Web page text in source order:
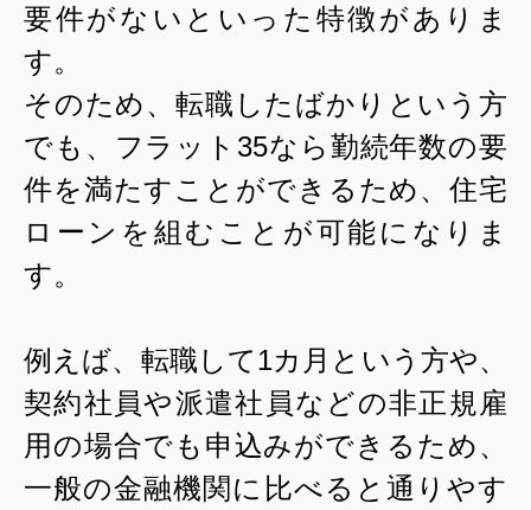
要件がないといった特徴がありま
す。
そのため、転職したばかりという方
でも、フラット 35なら勤続年数の要
件を満たすことができるため、住宅
ローンを組むことが可能になりま
す。
例えば、転職して1カ月という方や、
契約社員や派遣社員などの非正規雇
用の場合でも申込みができるため、
一般の金融機関に比べると通りやす